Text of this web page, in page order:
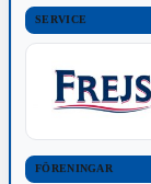
SERVICE
FÖRENINGAR